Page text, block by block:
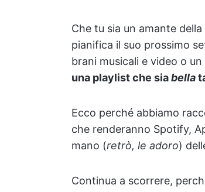
Che tu sia un amante
pianifica il suo prossimo
brani musicali e video o
una playlist che siabella
Ecco perché abbiamo
che renderanno Spotify,
mano (retrò, le adoro)
Continua a scorrere,